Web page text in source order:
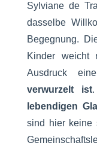
Sylviane de
dasselbe
Begegnung.
Kinder weicht
Ausdruck
verwurzelt ist.
lebendigen
sind hier keine